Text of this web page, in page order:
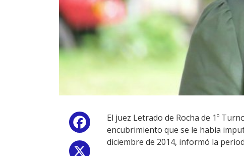
Facebook
El juez Letrado de Rocha de 1º
encubrimiento que se le había
diciembre de 2014, informó la